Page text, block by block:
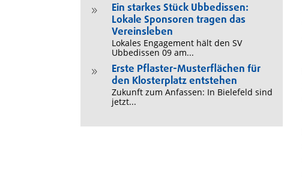
9
Ein starkes Stück Ubbedissen:
Lokale Sponsoren tragen das
Vereinsleben
Lokales Engagement hält den SV
Ubbedissen 09 am...
9
Erste Pflaster-Musterflächen für
den Klosterplatz entstehen
Zukunft zum Anfassen: In Bielefeld sind
jetzt...